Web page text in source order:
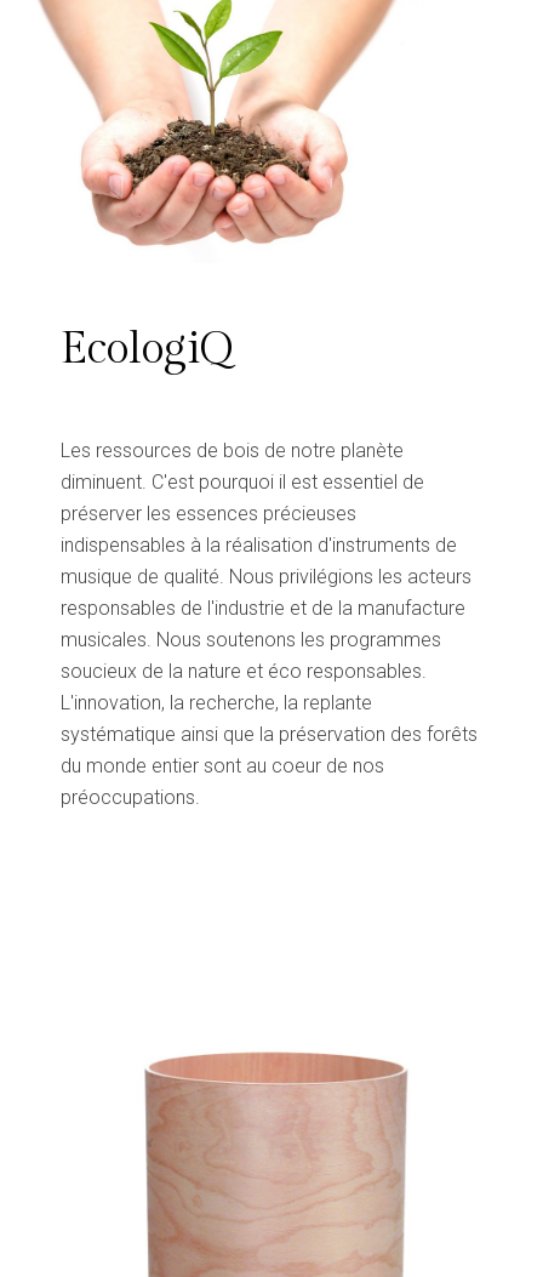
EcologiQ
Les ressources de bois de notre planète
diminuent. C'est pourquoi il est essentiel de
préserver les essences précieuses
indispensables à la réalisation d'instruments de
musique de qualité. Nous privilégions les acteurs
responsables de l'industrie et de la manufacture
musicales. Nous soutenons les programmes
soucieux de la nature et éco responsables.
L'innovation, la recherche, la replante
systématique ainsi que la préservation des forêts
du monde entier sont au coeur de nos
préoccupations.